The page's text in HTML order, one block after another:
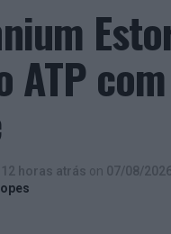
12 horas atrás on 07/08/2026